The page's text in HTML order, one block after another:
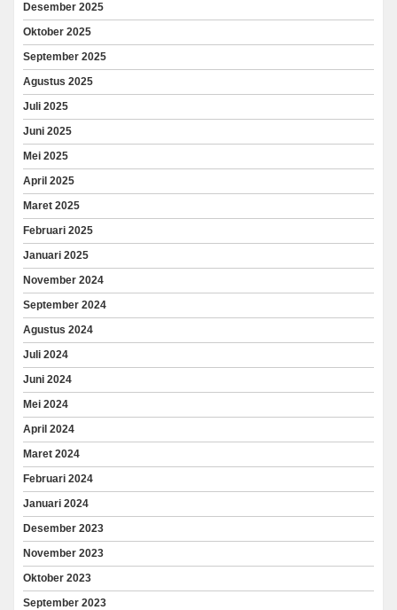
Desember 2025
Oktober 2025
September 2025
Agustus 2025
Juli 2025
Juni 2025
Mei 2025
April 2025
Maret 2025
Februari 2025
Januari 2025
November 2024
September 2024
Agustus 2024
Juli 2024
Juni 2024
Mei 2024
April 2024
Maret 2024
Februari 2024
Januari 2024
Desember 2023
November 2023
Oktober 2023
September 2023